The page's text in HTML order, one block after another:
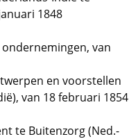
1848
van
en voorstellen
van 18 februari 1854
te Buitenzorg (Ned.-